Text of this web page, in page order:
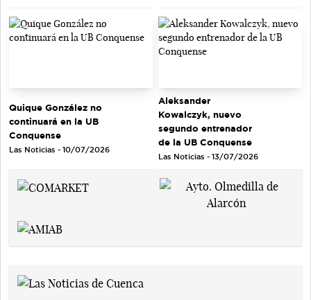
Quique González no
continuará en la UB
Conquense
Las Noticias - 10/07/2026
Aleksander
Kowalczyk, nuevo
segundo entrenador
de la UB Conquense
Las Noticias - 13/07/2026